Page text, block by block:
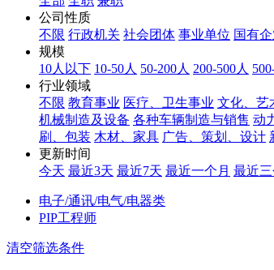
公司性质
不限 行政机关 社会团体 事业单位 国有
规模
10人以下 10-50人 50-200人 200-500人
行业领域
不限 教育事业 医疗、卫生事业 文化、艺
机械制造及设备 各种车辆制造与销售 动
刷、包装 木材、家具 广告、策划、设计
更新时间
今天 最近3天 最近7天 最近一个月 最近三
电子/通讯/电气/电器类
PIP工程师
清空筛选条件